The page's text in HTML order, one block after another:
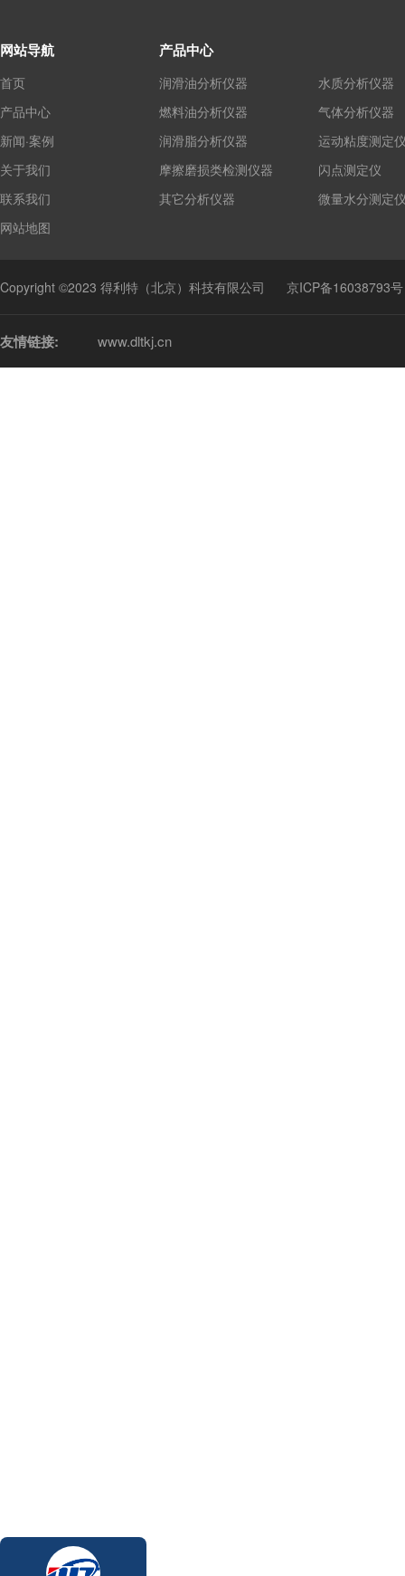
网站导航
首页
产品中心
新闻·案例
关于我们
联系我们
网站地图
产品中心
润滑油分析仪器
燃料油分析仪器
润滑脂分析仪器
摩擦磨损类检测仪器
其它分析仪器
水质分析仪器
气体分析仪器
运动粘度测定
闪点测定仪
微量水分测定
Copyright ©2023 得利特（北京）科技有限公司 京ICP备16038793号
友情链接: www.dltkj.cn